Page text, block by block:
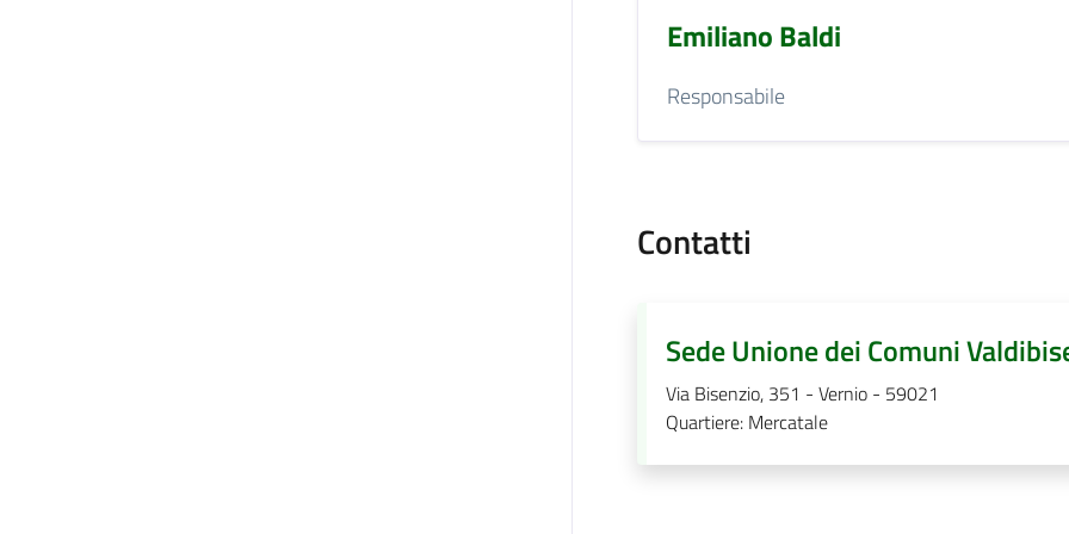
Emiliano Baldi
Responsabile
Contatti
Sede Unione dei Comuni
Via Bisenzio, 351 - Vernio - 59021
Quartiere: Mercatale